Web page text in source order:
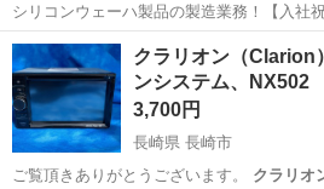
シリコンウェーハ製品の製造業務！【入社
やカップルとの応募OK◎年間休日129日＆
実♪業務はクリーンルームで快適作業◎自
300円～の格安食堂あり！《佐...
佐賀 伊万里市 東山代駅
クラリオン（
ンシステム、NX502
3,700円
長崎県 長崎市
ご覧頂きありがとうございます。 クラリオ